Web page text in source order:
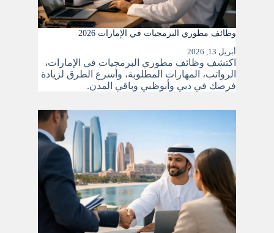
وظائف مطوري البرمجيات في الإمارات 2026
أبريل 13, 2026
اكتشف وظائف مطوري البرمجيات في الإمارات،
الرواتب، المهارات المطلوبة، وأسرع الطرق لزيادة
فرصك في دبي وأبوظبي وباقي المدن.